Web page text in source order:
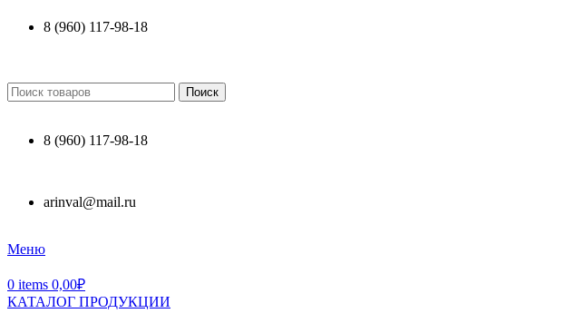
8 (960) 117-98-18
Поиск
8 (960) 117-98-18
arinval@mail.ru
Меню
0 items 0,00₽
КАТАЛОГ ПРОДУКЦИИ